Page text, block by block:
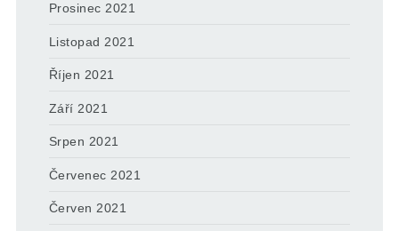
Prosinec 2021
Listopad 2021
Říjen 2021
Září 2021
Srpen 2021
Červenec 2021
Červen 2021